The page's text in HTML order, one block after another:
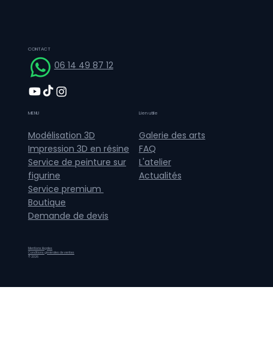
CONTACT
06 14 49 87 12
MENU
Modélisation 3D
Impression 3D en résine
Service de peinture sur
figurine
Service premium
Boutique
Demande de devis
Lien utile
Galerie des arts
FAQ
L'atelier
Actualités
Mentions légales
Conditions générales de ventes
© 2026